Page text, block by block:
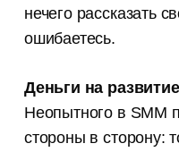
нечего рассказать
ошибаетесь.
Деньги на
Неопытного в SMM
стороны в сторону: